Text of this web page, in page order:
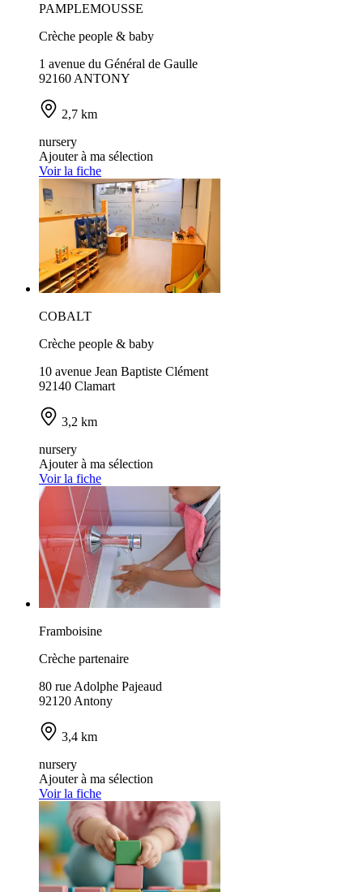
PAMPLEMOUSSE
Crèche people & baby
1 avenue du Général de Gaulle
92160 ANTONY
2,7 km
nursery
Ajouter à ma sélection
Voir la fiche
COBALT
Crèche people & baby
10 avenue Jean Baptiste Clément
92140 Clamart
3,2 km
nursery
Ajouter à ma sélection
Voir la fiche
Framboisine
Crèche partenaire
80 rue Adolphe Pajeaud
92120 Antony
3,4 km
nursery
Ajouter à ma sélection
Voir la fiche